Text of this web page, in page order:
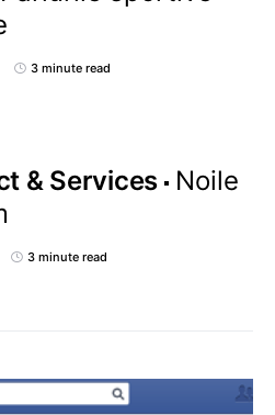
3 minute read
& Services
Noile
3 minute read